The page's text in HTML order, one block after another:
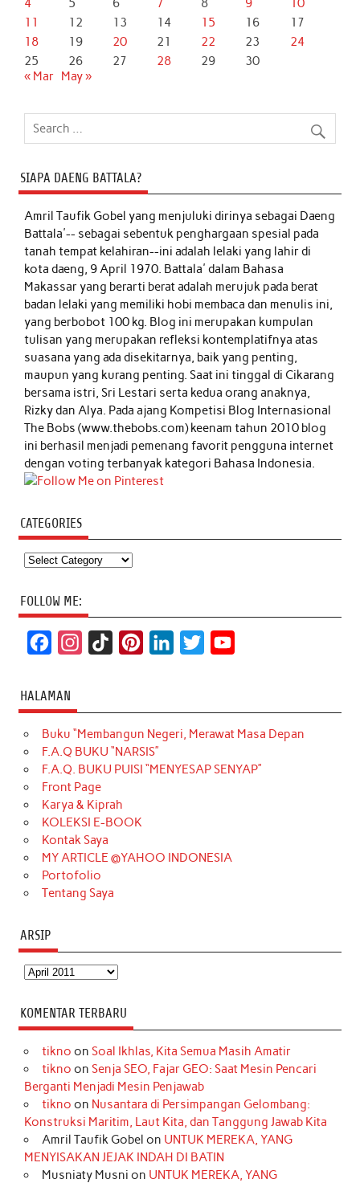
4 5 6 7 8 9
10
11
12 13 14 15 16
17
18
19 20 21 22 23
24
25
26 27 28 29
30
« Mar May »
SIAPA DAENG BATTALA?
Amril Taufik Gobelyang menjuluki dirinya sebagai Daeng
Battala'-- sebagai sebentuk penghargaan spesial pada
tanah tempat kelahiran--ini adalah lelaki yang lahir di
kota daeng, 9 April 1970. Battala' dalam Bahasa
Makassar yang berarti berat adalah merujuk pada berat
badan lelaki yang memiliki hobi membaca dan menulis ini,
yang berbobot 100 kg. Blog ini merupakan kumpulan
tulisan yang merupakan refleksi kontemplatifnya atas
suasana yang ada disekitarnya, baik yang penting,
maupun yang kurang penting. Saat ini tinggal di Cikarang
bersama istri, Sri Lestari serta kedua orang anaknya,
Rizky dan Alya. Pada ajang Kompetisi Blog Internasional
The Bobs (www.thebobs.com) keenam tahun 2010 blog
ini berhasil menjadi pemenang favorit pengguna internet
dengan voting terbanyak kategori Bahasa Indonesia.
CATEGORIES
Categories
FOLLOW ME:
c
e
b
o
o
k
t
a
g
r
a
m
T
o
k
t
e
r
k
e
d
t
t
e
T
u
b
HALAMAN
Buku “Membangun Negeri, Merawat Masa Depan
F.A.Q BUKU “NARSIS”
F.A.Q. BUKU PUISI “MENYESAP SENYAP”
Front Page
Karya & Kiprah
KOLEKSI E-BOOK
Kontak Saya
MY ARTICLE @YAHOO INDONESIA
Portofolio
Tentang Saya
ARSIP
Arsip
KOMENTAR TERBARU
tikno on Soal Ikhlas, Kita Semua Masih Amatir
tikno on Senja SEO, Fajar GEO: Saat Mesin Pencari
Berganti Menjadi Mesin Penjawab
tikno on Nusantara di Persimpangan Gelombang:
Konstruksi Maritim, Laut Kita, dan Tanggung Jawab Kita
Amril Taufik Gobel on UNTUK MEREKA, YANG
MENYISAKAN JEJAK INDAH DI BATIN
Musniaty Musni on UNTUK MEREKA, YANG